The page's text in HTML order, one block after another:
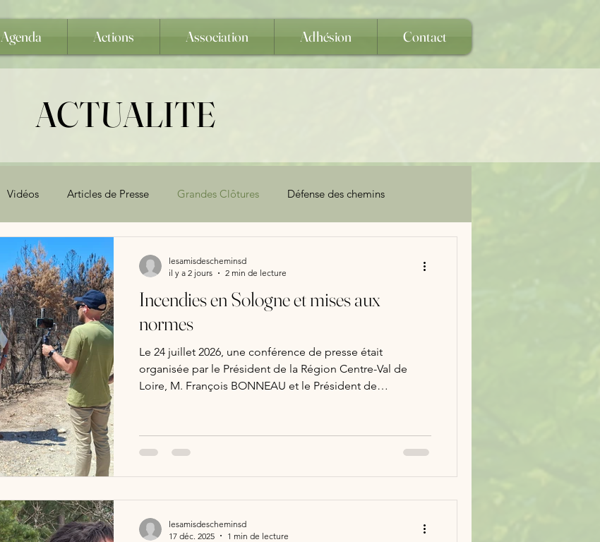
Agenda Actions Association Adhésion Contact
ACTUALITE
Vidéos Articles de Presse Grandes Clôtures Défense des chemins
Assemblée Générale
Incendies en Sologne et mises aux
normes
Le 24 juillet 2026, une conférence de presse était
organisée par le Président de la Région Centre-Val de
Loire, M. François BONNEAU et le Président de
réalisateur et ambassadeur de l'association M. Nicolas
VANIER. Chacun a pu s'exprimer sur les terribles incendies
lesamisdescheminsd
il y a 2 jours
2 min de lecture
lesamisdescheminsd
17 déc. 2025
1 min de lecture